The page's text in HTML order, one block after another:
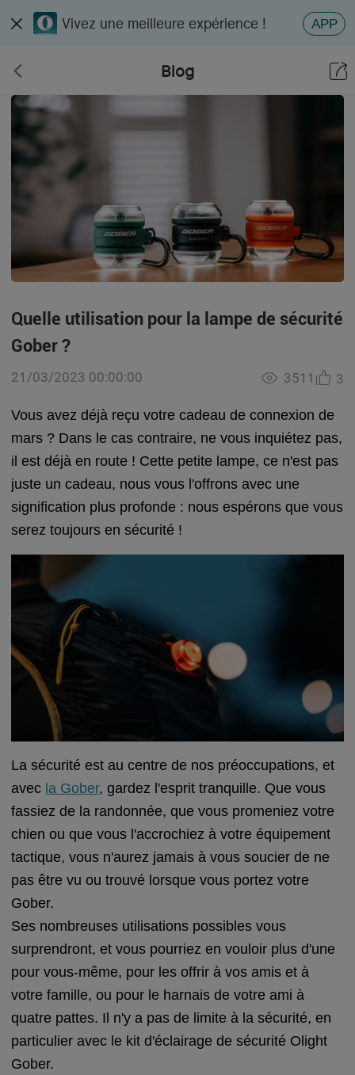
Vivez une meilleure expérience ! APP
Blog
Quelle utilisation pour la lampe de sécurité
Gober ?
21/03/2023 00:00:00 3511 3
Vous avez déjà reçu votre cadeau de connexion de
mars ? Dans le cas contraire, ne vous inquiétez pas,
il est déjà en route ! Cette petite lampe, ce n'est pas
juste un cadeau, nous vous l'offrons avec une
signification plus profonde : nous espérons que vous
serez toujours en sécurité !
La sécurité est au centre de nos préoccupations, et
avec la Gober, gardez l'esprit tranquille. Que vous
fassiez de la randonnée, que vous promeniez votre
chien ou que vous l'accrochiez à votre équipement
tactique, vous n'aurez jamais à vous soucier de ne
pas être vu ou trouvé lorsque vous portez votre
Gober.
Ses nombreuses utilisations possibles vous
surprendront, et vous pourriez en vouloir plus d'une
pour vous-même, pour les offrir à vos amis et à
votre famille, ou pour le harnais de votre ami à
quatre pattes. Il n'y a pas de limite à la sécurité, en
particulier avec le kit d'éclairage de sécurité Olight
Gober.